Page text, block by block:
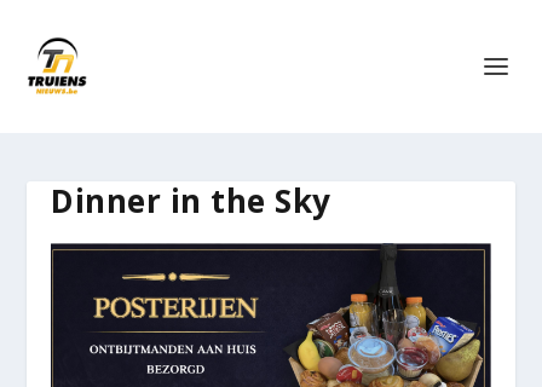
Dinner in the Sky